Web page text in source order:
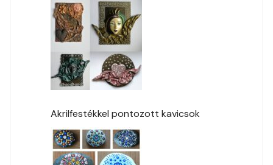
Akrilfestékkel pontozott kavicsok